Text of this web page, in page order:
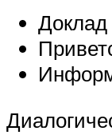
Доклад